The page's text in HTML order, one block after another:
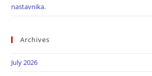
nastavnika.
Archives
July 2026